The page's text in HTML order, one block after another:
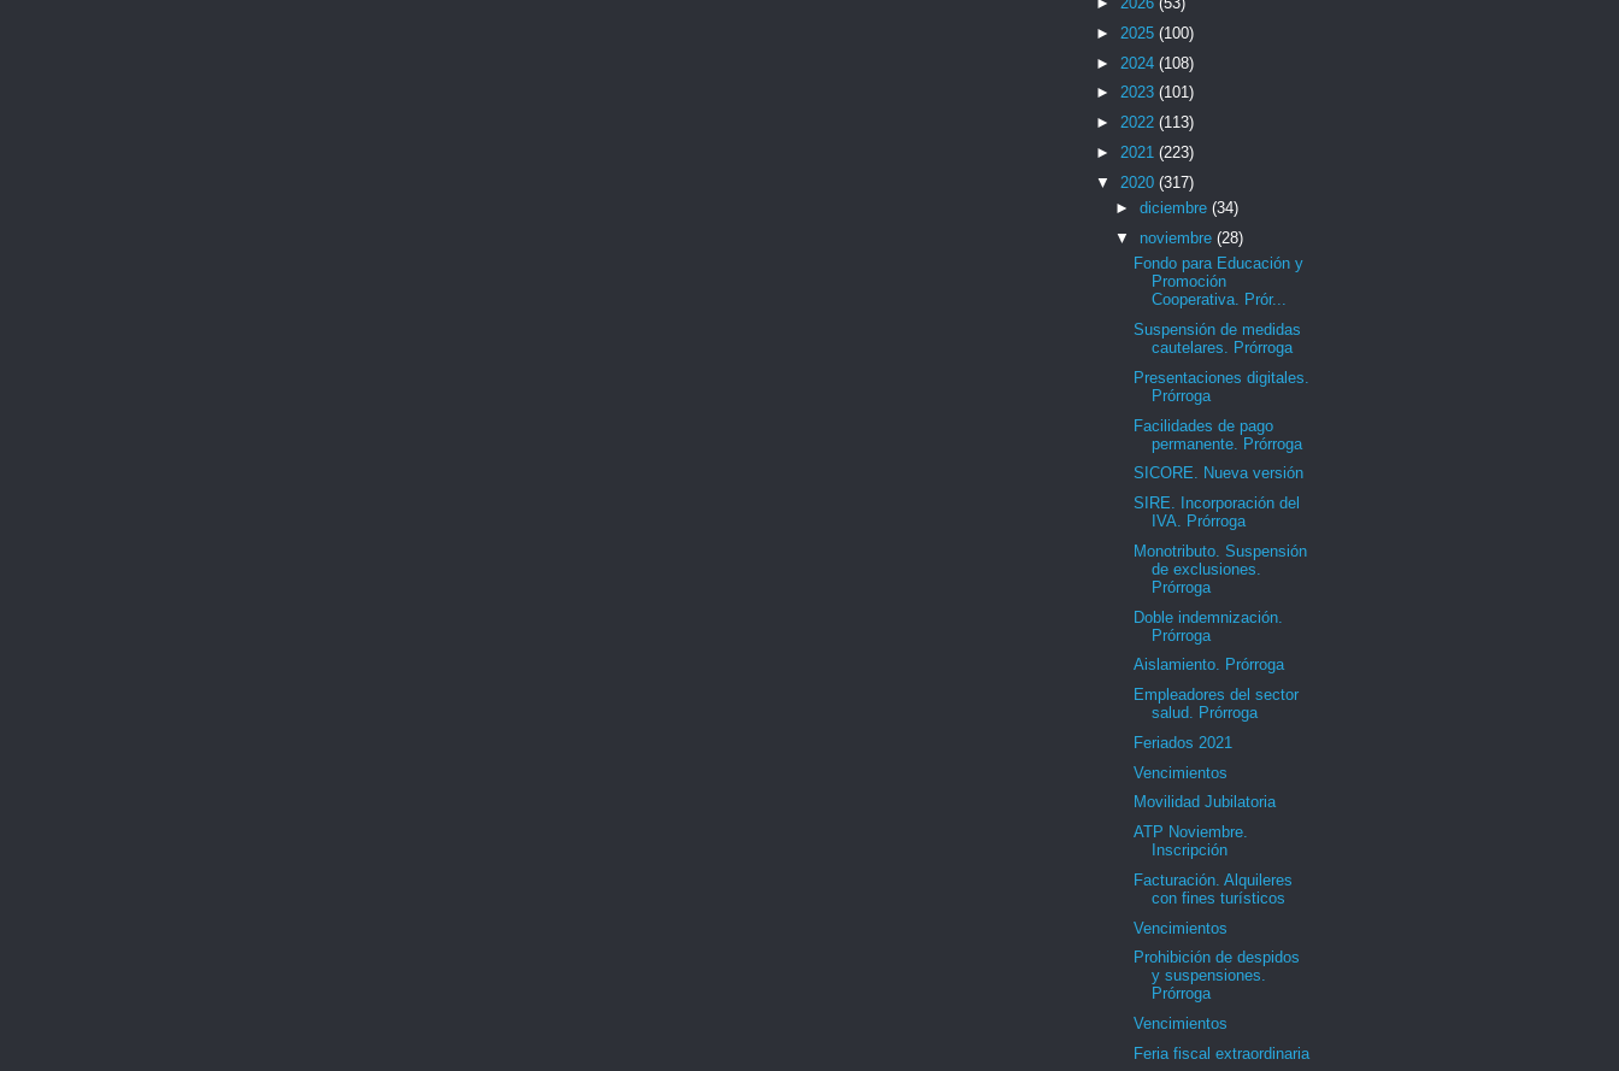
► 2025 (100)
► 2024 (108)
► 2023 (101)
► 2022 (113)
► 2021 (223)
▼ 2020 (317)
► diciembre (34)
▼ noviembre (28)
Fondo para Educación y
Promoción
Cooperativa. Prór...
Suspensión de medidas
cautelares. Prórroga
Presentaciones digitales.
Prórroga
Facilidades de pago
permanente. Prórroga
SICORE. Nueva versión
SIRE. Incorporación del
IVA. Prórroga
Monotributo. Suspensión
de exclusiones.
Prórroga
Doble indemnización.
Prórroga
Aislamiento. Prórroga
Empleadores del sector
salud. Prórroga
Feriados 2021
Vencimientos
Movilidad Jubilatoria
ATP Noviembre.
Inscripción
Facturación. Alquileres
con fines turísticos
Vencimientos
Prohibición de despidos
y suspensiones.
Prórroga
Vencimientos
Feria fiscal extraordinaria